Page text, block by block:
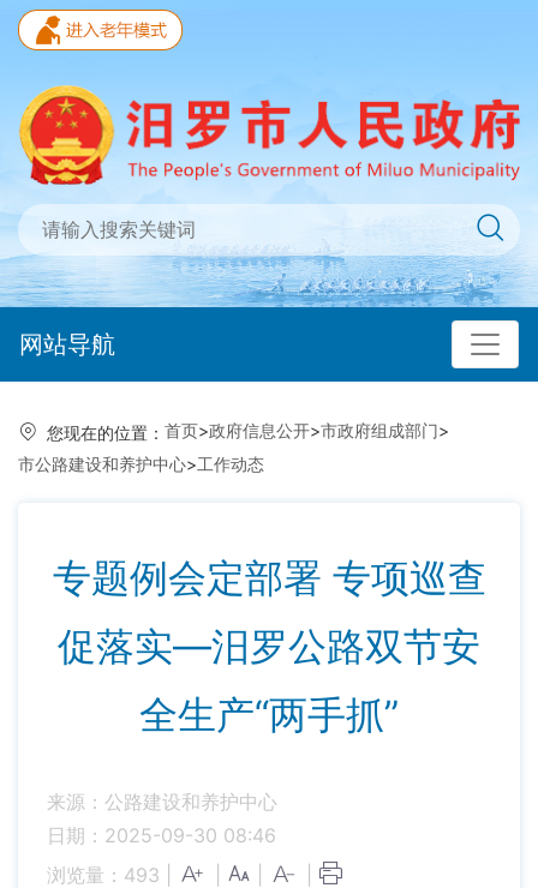
网站导航
您现在的位置： 首页>政府信息公开>市政府组成部门>
市公路建设和养护中心>工作动态
专题例会定部署 专项巡查
促落实—汨罗公路双节安
全生产“两手抓”
来源：公路建设和养护中心
日期：2025-09-30 08:46
浏览量： 493